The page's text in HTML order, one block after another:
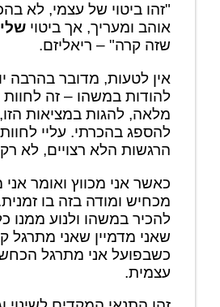
"זהו ביטוי של עצמי, לא
אוהב ומעריך, אך ביטוי שלי
שזה קרה" – ריאליזם.
אין לטעות, מדובר בהרבה
להודות במשהו – זה לחוות
מלאה, להגות במציאות
להספג בהכרתי. עליי
הרגשות הלא רצויים, לא
כאשר אני מכווץ ואומר אני
מכחיש ומודה בזה בו זמנית.
להכיר במשהו ולנוע ממנו
שאני מדמיין שאני מתרגל
כשבפועל אני מתרגל
עצמית.